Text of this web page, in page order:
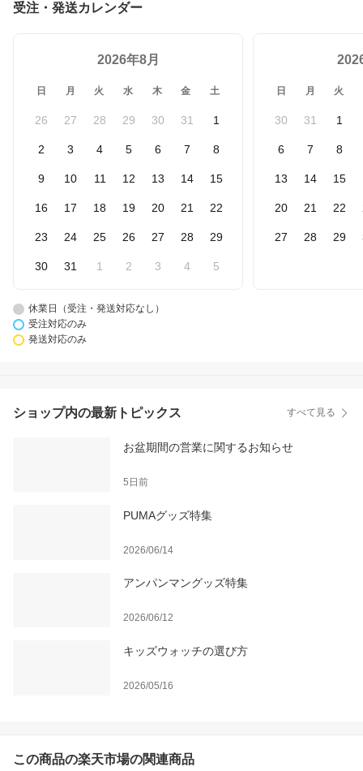
受注・発送カレンダー
2026年8月
日 月 火 水 木 金 土
26 27 28 29 30 31 1
2 3 4 5 6 7 8
9 10 11 12 13 14 15
16 17 18 19 20 21 22
23 24 25 26 27 28 29
30 31 1 2 3 4 5
日 月 火
30 31 1
6 7 8
13 14 15
20 21 22
27 28 29
休業日（受注・発送対応なし）
受注対応のみ
発送対応のみ
ショップ内の最新トピックス すべて見る
お盆期間の営業に関するお知らせ
5日前
PUMAグッズ特集
2026/06/14
アンパンマングッズ特集
2026/06/12
キッズウォッチの選び方
2026/05/16
この商品の楽天市場の関連商品